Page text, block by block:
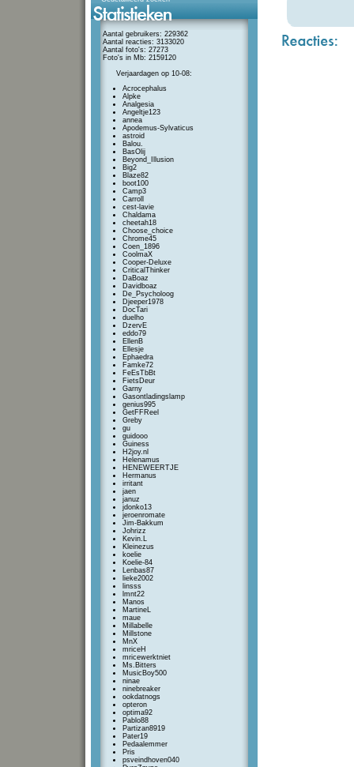
Aantal gebruikers: 229362
Aantal reacties: 3133020
Aantal foto's: 27273
Foto's in Mb: 2159120
Verjaardagen op 10-08:
Acrocephalus
Alpke
Analgesia
Angeltje123
annea
Apodemus-Sylvaticus
astroid
Balou.
BasOlij
Beyond_Illusion
Big2
Blaze82
boot100
Camp3
Carroll
cest-lavie
Chaldama
cheetah18
Choose_choice
Chrome45
Coen_1896
CoolmaX
Cooper-Deluxe
CriticalThinker
DaBoaz
Davidboaz
De_Psycholoog
Djeeper1978
DocTari
duelho
DzervE
eddo79
EllenB
Ellesje
Ephaedra
Famke72
FeEsTbBt
FietsDeur
Garny
Gasontladingslamp
genius995
GetFFReel
Greby
gu
guidooo
Guiness
H2joy.nl
Helenamus
HENEWEERTJE
Hermanus
irritant
jaen
januz
jdonko13
jeroenromate
Jim-Bakkum
Johrizz
Kevin.L
Kleinezus
koelie
Koelie-84
Lenbas87
lieke2002
linsss
lmnt22
Manos
MartineL
maue
Millabelle
Millstone
MnX
mriceH
mricewerktniet
Ms.Bitters
MusicBoy500
ninae
ninebreaker
ookdatnogs
opteron
optima92
Pablo88
Partizan8919
Pater19
Pedaalemmer
Pris
psveindhoven040